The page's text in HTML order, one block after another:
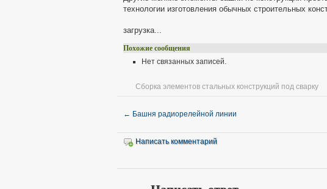
технологии изготовления обычных строительных
загрузка...
Похожие сообщения
Нет связанных записей.
Сборка элементов стальных конструкций под сварку
← Башня радиорелейной линии
Написать комментарий